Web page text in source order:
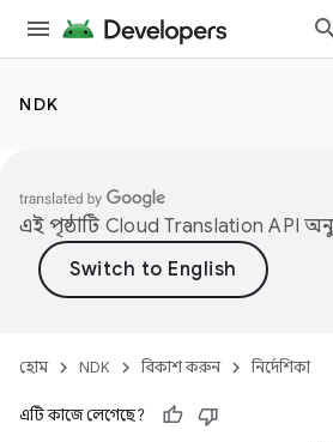
NDK
এই পৃষ্ঠাটি Cloud Translation API
হোম NDK বিকাশ করুন নির্দেশিকা
এটি কাজে লেগেছে?